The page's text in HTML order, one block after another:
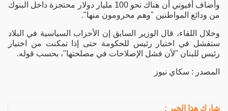
وأضاف أفيوني أن هناك نحو 100 مليار دولار محتجزة داخل البنوك
من ودائع المواطنين "وهم محرومون منها".
وخلال اللقاء، قال الوزير السابق إن الأحزاب السياسية في البلاد
ستفشل في اختيار رئيس للحكومة حتى إذا تمكنت من اختيار
رئيس للبنان "لأن فشل الإصلاحات في مصلحتها"، بحسب قوله.
المصدر : سكاي نيوز
شارك هذا الخبر :